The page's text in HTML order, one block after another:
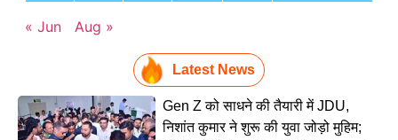
« Jun Aug »
Latest News
Gen Z को साधने की तैयारी में JDU,
निशांत कुमार ने शुरू की युवा जोड़ो मुहिम;